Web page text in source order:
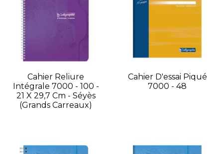
Cahier Reliure
Intégrale 7000 - 100 -
21 X 29,7 Cm - Séyès
(grands Carreaux)
Cahier D'essai Piqué
7000 - 48